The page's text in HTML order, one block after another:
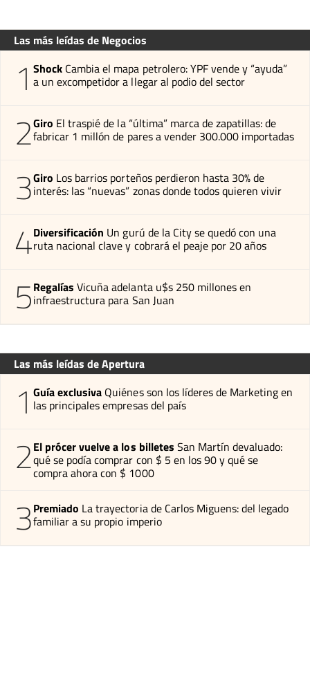
Las más leídas de Negocios
1 Shock Cambia el mapa petrolero: YPF vende y “ayuda”
a un excompetidor a llegar al podio del sector
2Giro El traspié de la “última” marca de zapatillas: de
fabricar 1 millón de pares a vender 300.000 importadas
3Giro Los barrios porteños perdieron hasta 30% de
interés: las “nuevas” zonas donde todos quieren vivir
4Diversificación Un gurú de la City se quedó con una
ruta nacional clave y cobrará el peaje por 20 años
5Regalías Vicuña adelanta u$s 250 millones en
infraestructura para San Juan
Las más leídas de Apertura
1 Guía exclusiva Quiénes son los líderes de Marketing en
las principales empresas del país
2El prócer vuelve a los billetes San Martín devaluado:
qué se podía comprar con $ 5 en los 90 y qué se
compra ahora con $ 1000
3Premiado La trayectoria de Carlos Miguens: del legado
familiar a su propio imperio